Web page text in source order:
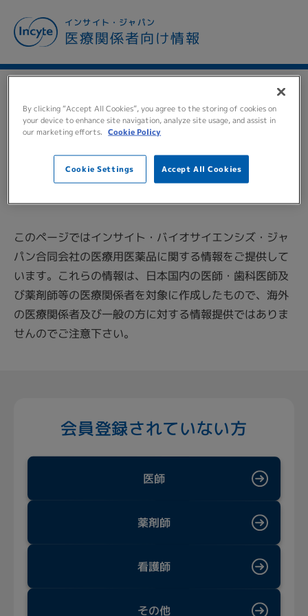
ン
インサイト・ジャパン
医療関係者向け情報
TO ALL MEDICAL
PERSONNEL医療関係者の
皆様へ
このページではインサイト・バイオサイエンシズ・ジャ
パン合同会社の医療用医薬品に関する情報をご提供して
います。これらの情報は、日本国内の医師・歯科医師及
び薬剤師等の医療関係者を対象に作成したもので、海外
の医療関係者及び一般の方に対する情報提供ではありま
せんのでご注意下さい。
会員登録されていない方
医師
薬剤師
看護師
その他
By clicking “Accept All Cookies”, you agree to the storing of cookies on
your device to enhance site navigation, analyze site usage, and assist in
our marketing efforts. Cookie Policy
Cookie Settings Accept All Cookies